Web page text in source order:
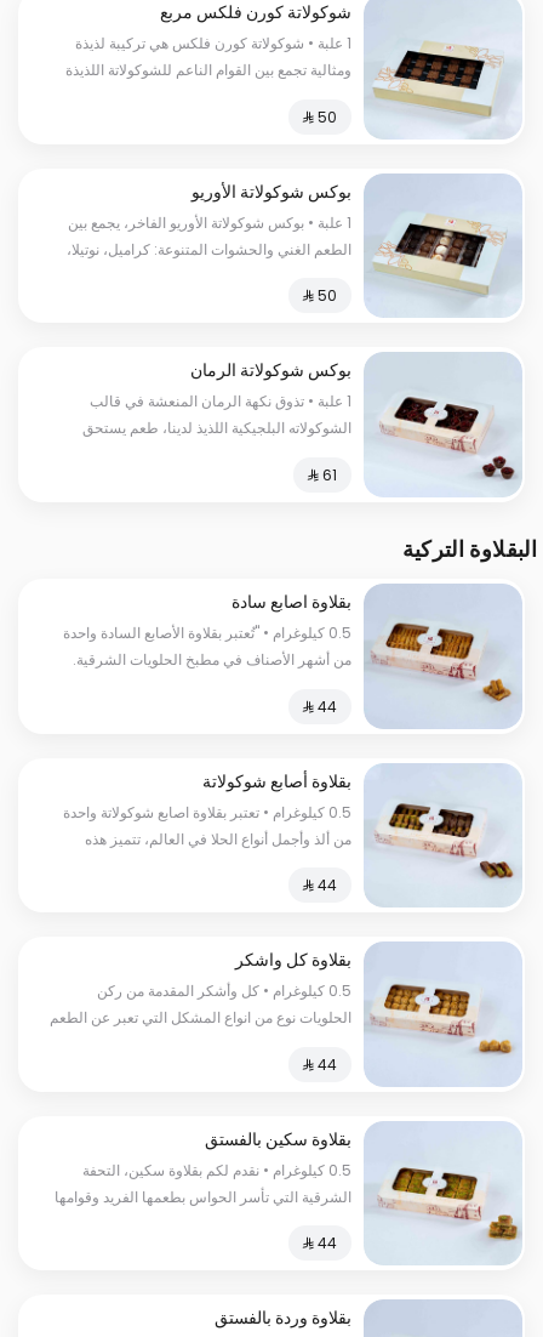
شوكولاتة كورن فلكس مربع
1 علبة • شوكولاتة كورن فلكس هي تركيبة لذيذة
ومثالية تجمع بين القوام الناعم للشوكولاتة اللذيذة
بوكس شوكولاتة الأوريو
1 علبة • بوكس شوكولاتة الأوريو الفاخر، يجمع بين
الطعم الغني والحشوات المتنوعة: كراميل، نوتيلا،
المناسبات المميزة.
بوكس شوكولاتة الرمان
1 علبة • تذوق نكهة الرمان المنعشة في قالب
الشوكولاته البلجيكية اللذيذ لدينا، طعم يستحق
البقلاوة التركية
بقلاوة اصابع سادة
0.5 كيلوغرام • "تُعتبر بقلاوة الأصابع السادة واحدة
من أشھر الأصناف في مطبخ الحلویات الشرقیة.
عجینة البقلاوة الھشة، محشوة بأفضل أنواع الكاجو،
السعرات الحراریة: 150 سعرة حراریة
⁨⁦‪‬ 44⁩
بقلاوة أصابع شوكولاتة
0.5 كيلوغرام • تعتبر بقلاوة اصابع شوكولاتة واحدة
من ألذ وأجمل أنواع الحلا في العالم، تتميز هذه
العجينة الهشة السعرات الحرارية:٢٦٠سعرة حرارية
⁨⁦‪‬ 44⁩
بقلاوة كل واشكر
0.5 كيلوغرام • كل وأشكر المقدمة من ركن
الحلويات نوع من انواع المشكل التي تعبر عن الطعم
اللذيذ السعرات الحرارية:١٥٠سعرة حرارية
⁨⁦‪‬ 44⁩
بقلاوة سكين بالفستق
0.5 كيلوغرام • نقدم لكم بقلاوة سكين، التحفة
الشرقية التي تأسر الحواس بطعمها الفريد وقوامها
السعرات الحرارية:١٣٠سعرة حرارية
⁨⁦‪‬ 44⁩
بقلاوة وردة بالفستق